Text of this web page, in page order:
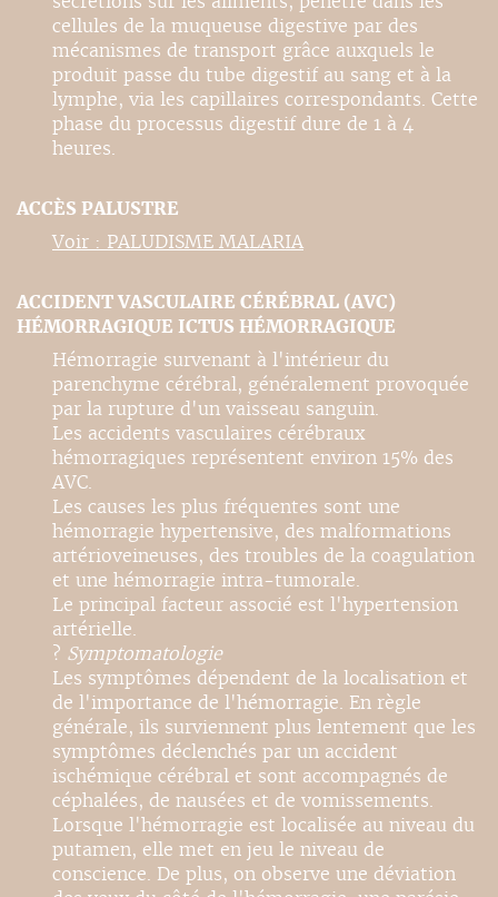
cellules de la muqueuse digestive par des
mécanismes de transport grâce auxquels le
produit passe du tube digestif au sang et à la
lymphe, via les capillaires correspondants. Cette
phase du processus digestif dure de 1 à 4
heures.
ACCÈS PALUSTRE
Voir : PALUDISME MALARIA
ACCIDENT VASCULAIRE CÉRÉBRAL (AVC)
HÉMORRAGIQUE ICTUS HÉMORRAGIQUE
Hémorragie survenant à l'intérieur du
parenchyme cérébral, généralement provoquée
par la rupture d'un vaisseau sanguin.
Les accidents vasculaires cérébraux
hémorragiques représentent environ 15% des
AVC.
Les causes les plus fréquentes sont une
hémorragie hypertensive, des malformations
artérioveineuses, des troubles de la coagulation
et une hémorragie intra-tumorale.
Le principal facteur associé est l'hypertension
artérielle.
? Symptomatologie
Les symptômes dépendent de la localisation et
de l'importance de l'hémorragie. En règle
générale, ils surviennent plus lentement que les
symptômes déclenchés par un accident
ischémique cérébral et sont accompagnés de
céphalées, de nausées et de vomissements.
Lorsque l'hémorragie est localisée au niveau du
putamen, elle met en jeu le niveau de
conscience. De plus, on observe une déviation